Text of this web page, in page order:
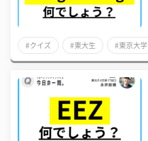
#クイズ #東大生 #東京大学